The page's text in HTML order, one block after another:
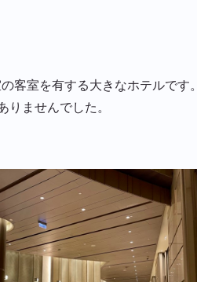
客室を有する大きなホテルです。
ませんでした。